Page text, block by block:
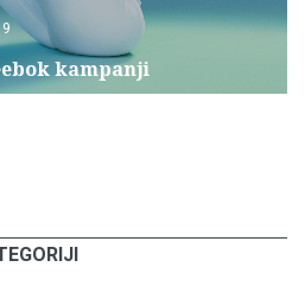
kampanji